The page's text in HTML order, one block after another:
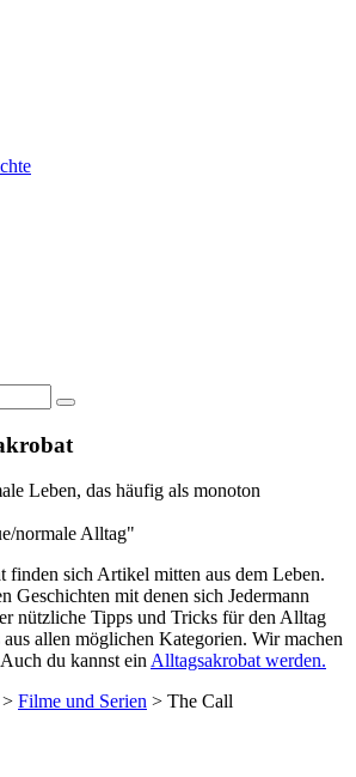
Search
Leben, das häufig als monoton
normale Alltag"
finden sich Artikel mitten aus dem Leben.
Geschichten mit denen sich Jedermann
nützliche Tipps und Tricks für den Alltag
allen möglichen Kategorien. Wir machen
du kannst einAlltagsakrobat werden.
> Filme und Serien > The Call